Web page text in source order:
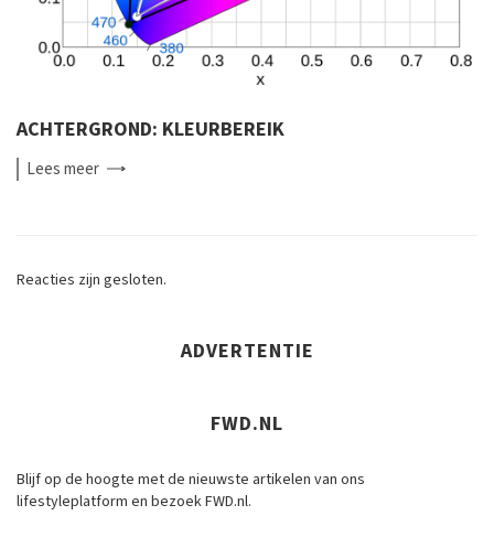
ACHTERGROND: KLEURBEREIK
Leesmeer
Reacties zijn gesloten.
ADVERTENTIE
FWD.NL
Blijf op de hoogte met de nieuwste artikelen van ons
lifestyleplatform en bezoek FWD.nl.